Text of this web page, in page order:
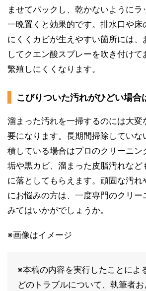
ませてパックし、乾かないようにラ
一晩置くと効果的です。排水口や床
にくくカビが生えやすい箇所には、
してクエン酸スプレーを吹き付け
繁殖しにくくなります。
こびりついた汚れがひどい場合
溜まった汚れを一掃するのには大変
要になります。長期間掃除していな
積している場合はプロのクリーニン
垢や黒カビ、溜まった皮脂汚れなど
に落としてもらえます。頑固な汚れ
にお悩みの方は、一度専門のクリー
みてはいかがでしょうか。
※画像はイメージ
※本稿の内容を実行したことによ
どのトラブルについて、執筆者